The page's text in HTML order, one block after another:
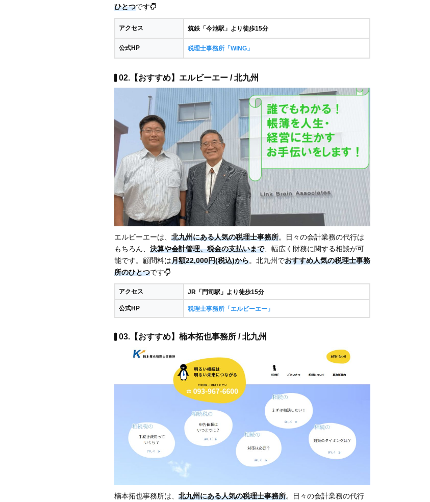
ひとつです
アクセス 筑鉄「今池駅」より徒歩15分
公式HP 税理士事務所「WING」
02.【おすすめ】エルビーエー / 北九州
エルビーエーは、 北九州にある人気の税理士事務所。日々の会計業務の代行は
もちろん、 決算や会計管理、税金の支払いまで、幅広く財務に関する相談が可
能です。顧問料は月額22,000円(税込)から。北九州でおすすめ人気の税理士事務
所のひとつです
アクセス JR「門司駅」より徒歩15分
公式HP 税理士事務所「エルビーエー」
03.【おすすめ】楠本拓也事務所 / 北九州
楠本拓也事務所は、 北九州にある人気の税理士事務所。日々の会計業務の代行